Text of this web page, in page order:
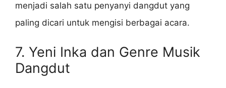
menjadi salah satu penyanyi dangdut yang
paling dicari untuk mengisi berbagai acara.
7. Yeni Inka dan Genre Musik
Dangdut